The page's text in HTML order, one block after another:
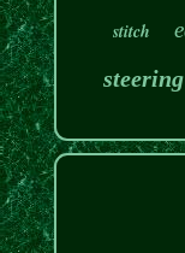
stitch
steering